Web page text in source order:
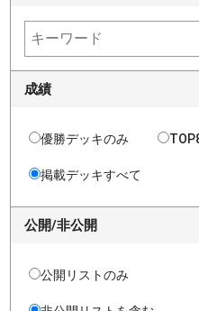
成績
優勝デッキのみ
掲載デッキすべて
公開/非公開
公開リストのみ